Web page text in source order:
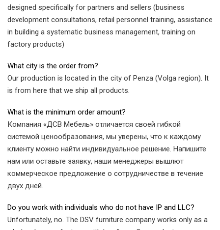
designed specifically for partners and sellers (business
development consultations, retail personnel training, assistance
in building a systematic business management, training on
factory products)
What city is the order from?
Our production is located in the city of Penza (Volga region). It
is from here that we ship all products.
What is the minimum order amount?
Компания «ДСВ Мебель» отличается своей гибкой
системой ценообразования, мы уверены, что к каждому
клиенту можно найти индивидуальное решение. Напишите
нам или оставьте заявку, наши менеджеры вышлют
коммерческое предложение о сотрудничестве в течение
двух дней.
Do you work with individuals who do not have IP and LLC?
Unfortunately, no. The DSV furniture company works only as a